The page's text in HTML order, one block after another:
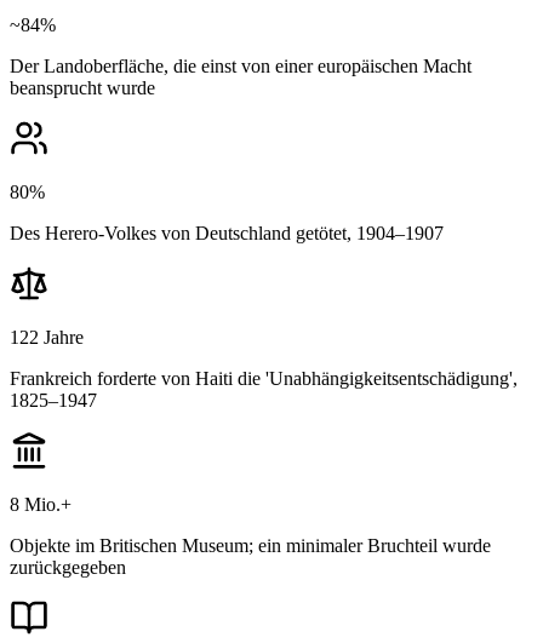
~84%
Der Landoberfläche, die einst von einer europäischen Macht
beansprucht wurde
80%
Des Herero-Volkes von Deutschland getötet, 1904–1907
122 Jahre
Frankreich forderte von Haiti die 'Unabhängigkeitsentschädigung',
1825–1947
8 Mio.+
Objekte im Britischen Museum; ein minimaler Bruchteil wurde
zurückgegeben